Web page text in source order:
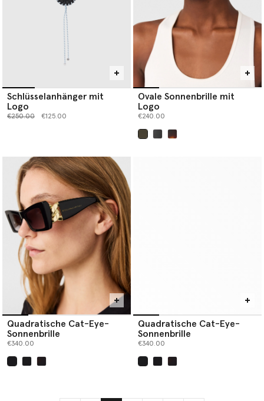
Schlüsselanhänger mit
Logo
Preis reduziert von
€250.00bis€125.00
Ovale Sonnenbrille mit
Logo
€240.00
Quadratische Cat-Eye-
Sonnenbrille
€340.00
Quadratische Cat-Eye-
Sonnenbrille
€340.00